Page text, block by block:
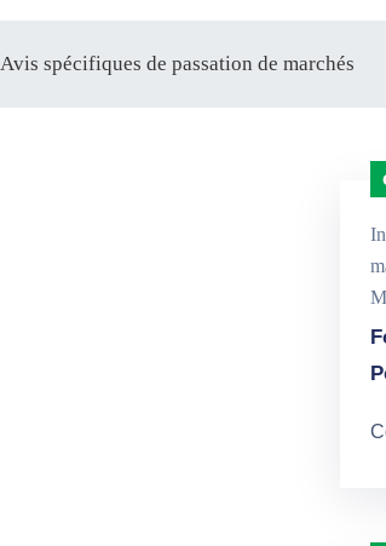
Avis spécifiques de passation de marchés
In